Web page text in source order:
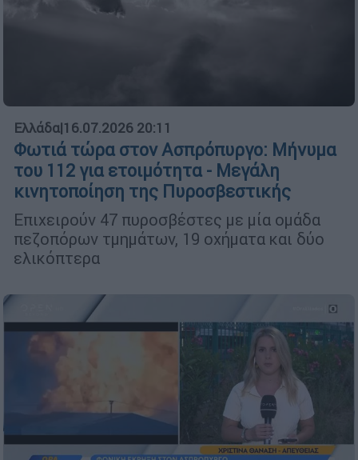
Ελλάδα|16.07.2026 20:11
Φωτιά τώρα στον Ασπρόπυργο: Μήνυμα
του 112 για ετοιμότητα - Μεγάλη
κινητοποίηση της Πυροσβεστικής
Επιχειρούν 47 πυροσβέστες με μία ομάδα
πεζοπόρων τμημάτων, 19 οχήματα και δύο
ελικόπτερα